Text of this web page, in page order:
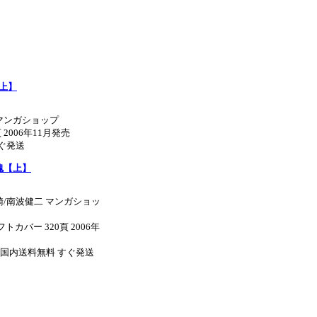
】
ンガショップ
2006年11月発売
発送
上】
/南波健二 マンガショッ
トカバー 320頁 2006年
内送料無料 すぐ発送